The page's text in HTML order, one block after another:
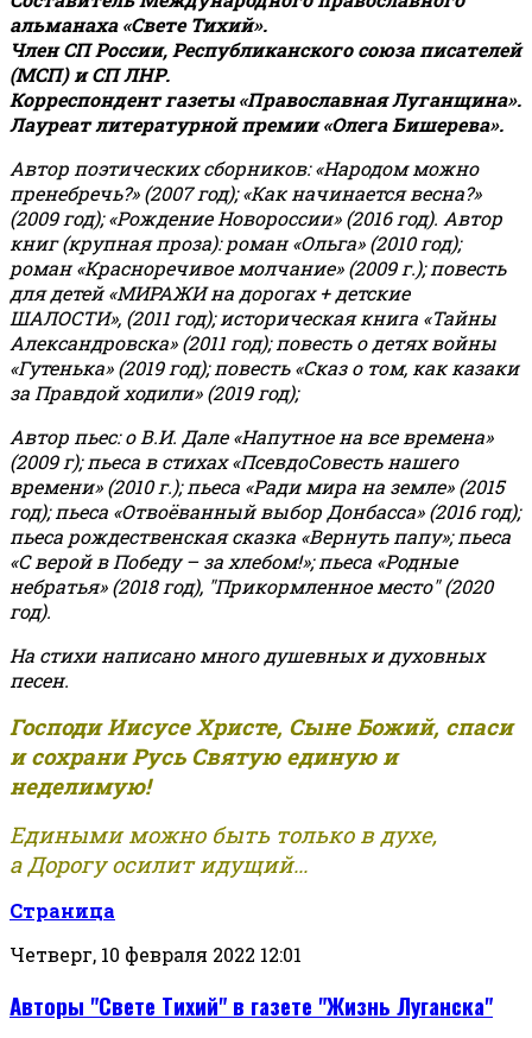
альманаха «Свете Тихий».
Член СП России, Республиканского союза писателей
(МСП) и СП ЛНР.
Корреспондент газеты «Православная Луганщина».
Лауреат литературной премии «Олега Бишерева».
Автор поэтических сборников: «Народом можно
пренебречь?» (2007 год); «Как начинается весна?»
(2009 год); «Рождение Новороссии» (2016 год). Автор
книг (крупная проза): роман «Ольга» (2010 год);
роман «Красноречивое молчание» (2009 г.); повесть
для детей «МИРАЖИ на дорогах + детские
ШАЛОСТИ», (2011 год); историческая книга «Тайны
Александровска» (2011 год); повесть о детях войны
«Гутенька» (2019 год); повесть «Сказ о том, как казаки
за Правдой ходили» (2019 год);
Автор пьес: о В.И. Дале «Напутное на все времена»
(2009 г); пьеса в стихах «ПсевдоСовесть нашего
времени» (2010 г.); пьеса «Ради мира на земле» (2015
год); пьеса «Отвоёванный выбор Донбасса» (2016 год);
пьеса рождественская сказка «Вернуть папу»; пьеса
«С верой в Победу – за хлебом!»;пьеса «Родные
небратья» (2018 год), "Прикормленное место" (2020
год).
На стихи написано много душевных и духовных
песен.
Господи Иисусе Христе, Сыне Божий, спаси
и сохрани Русь Святую единую и
неделимую!
Едиными можно быть только в духе,
а Дорогу осилит идущий...
Страница
Четверг, 10 февраля 2022 12:01
Авторы "Свете Тихий" в газете "Жизнь Луганска"